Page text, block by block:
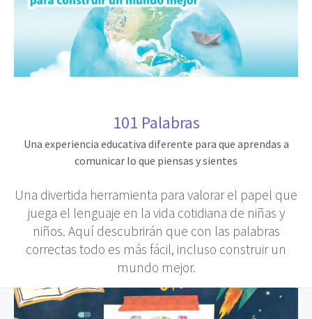
101 Palabras
Una experiencia educativa diferente para que aprendas a
comunicar lo que piensas y sientes
Una divertida herramienta para valorar el papel que
juega el lenguaje en la vida cotidiana de niñas y
niños. Aquí descubrirán que con las palabras
correctas todo es más fácil, incluso construir un
mundo mejor.